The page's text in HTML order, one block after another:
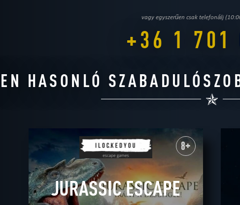
vagy egyszerűen csak telefonálj
+36 1 701
HASONLÓ
8+
JURASSIC ESCAPE